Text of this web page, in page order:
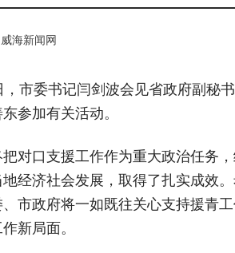
海新闻网
市委书记闫剑波会见省政府副秘
参加有关活动。
对口支援工作作为重大政治任务
经济社会发展，取得了扎实成效
市政府将一如既往关心支持援青
新局面。